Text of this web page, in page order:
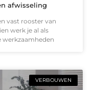
afwisseling
vast rooster van
werk je al als
werkzaamheden
VERBOUWEN